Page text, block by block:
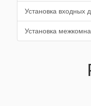
Установка входных
Установка